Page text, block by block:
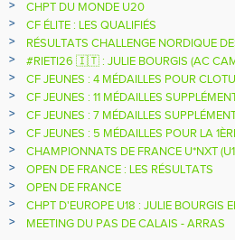
NATIONALE
>
CHPT DU MONDE U20
>
CF ÉLITE : LES QUALIFIÉS
>
RÉSULTATS CHALLENGE NORDIQUE
2025 2026
>
#RIETI26 🇮🇹 : JULIE BOURGIS (AC
D'EUROPE U18 DE LA PERCHE
>
CF JEUNES : 4 MÉDAILLES POUR
>
CF JEUNES : 11 MÉDAILLES
>
CF JEUNES : 7 MÉDAILLES
>
CF JEUNES : 5 MÉDAILLES POUR LA
>
CHAMPIONNATS DE FRANCE U*NXT
>
OPEN DE FRANCE : LES RÉSULTATS
>
OPEN DE FRANCE
>
CHPT D'EUROPE U18 : JULIE BOURGIS
> MEETING DU PAS DE CALAIS - ARRAS